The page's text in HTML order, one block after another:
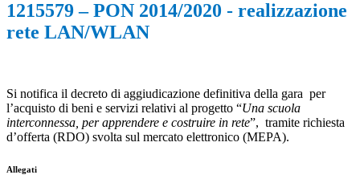
1215579 – PON 2014/2020 - realizzazione
rete LAN/WLAN
Si notifica il decreto di aggiudicazione definitiva della gara per
l’acquisto di beni e servizi relativi al progetto “Una scuola
interconnessa, per apprendere e costruire in rete”, tramite richiesta
d’offerta (RDO) svolta sul mercato elettronico (MEPA).
Allegati